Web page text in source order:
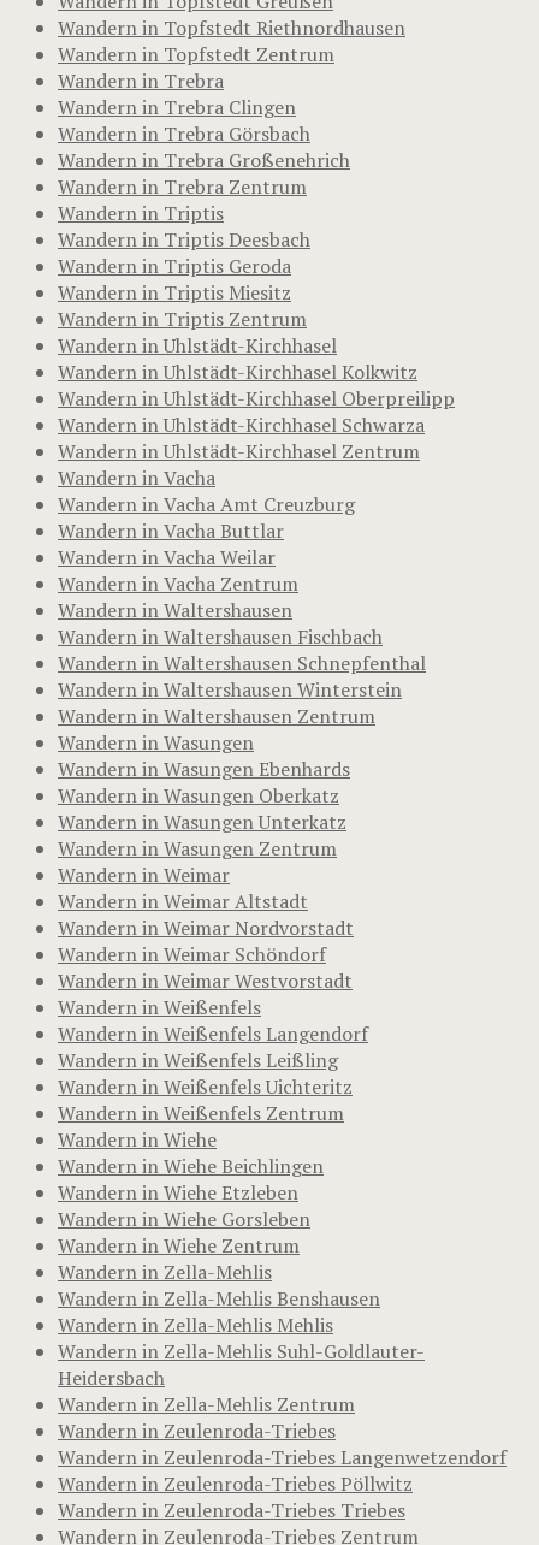
Wandern in Topfstedt Riethnordhausen
Wandern in Topfstedt Zentrum
Wandern in Trebra
Wandern in Trebra Clingen
Wandern in Trebra Görsbach
Wandern in Trebra Großenehrich
Wandern in Trebra Zentrum
Wandern in Triptis
Wandern in Triptis Deesbach
Wandern in Triptis Geroda
Wandern in Triptis Miesitz
Wandern in Triptis Zentrum
Wandern in Uhlstädt-Kirchhasel
Wandern in Uhlstädt-Kirchhasel Kolkwitz
Wandern in Uhlstädt-Kirchhasel Oberpreilipp
Wandern in Uhlstädt-Kirchhasel Schwarza
Wandern in Uhlstädt-Kirchhasel Zentrum
Wandern in Vacha
Wandern in Vacha Amt Creuzburg
Wandern in Vacha Buttlar
Wandern in Vacha Weilar
Wandern in Vacha Zentrum
Wandern in Waltershausen
Wandern in Waltershausen Fischbach
Wandern in Waltershausen Schnepfenthal
Wandern in Waltershausen Winterstein
Wandern in Waltershausen Zentrum
Wandern in Wasungen
Wandern in Wasungen Ebenhards
Wandern in Wasungen Oberkatz
Wandern in Wasungen Unterkatz
Wandern in Wasungen Zentrum
Wandern in Weimar
Wandern in Weimar Altstadt
Wandern in Weimar Nordvorstadt
Wandern in Weimar Schöndorf
Wandern in Weimar Westvorstadt
Wandern in Weißenfels
Wandern in Weißenfels Langendorf
Wandern in Weißenfels Leißling
Wandern in Weißenfels Uichteritz
Wandern in Weißenfels Zentrum
Wandern in Wiehe
Wandern in Wiehe Beichlingen
Wandern in Wiehe Etzleben
Wandern in Wiehe Gorsleben
Wandern in Wiehe Zentrum
Wandern in Zella-Mehlis
Wandern in Zella-Mehlis Benshausen
Wandern in Zella-Mehlis Mehlis
Wandern in Zella-Mehlis Suhl-Goldlauter-
Heidersbach
Wandern in Zella-Mehlis Zentrum
Wandern in Zeulenroda-Triebes
Wandern in Zeulenroda-Triebes Langenwetzendorf
Wandern in Zeulenroda-Triebes Pöllwitz
Wandern in Zeulenroda-Triebes Triebes
Wandern in Zeulenroda-Triebes Zentrum